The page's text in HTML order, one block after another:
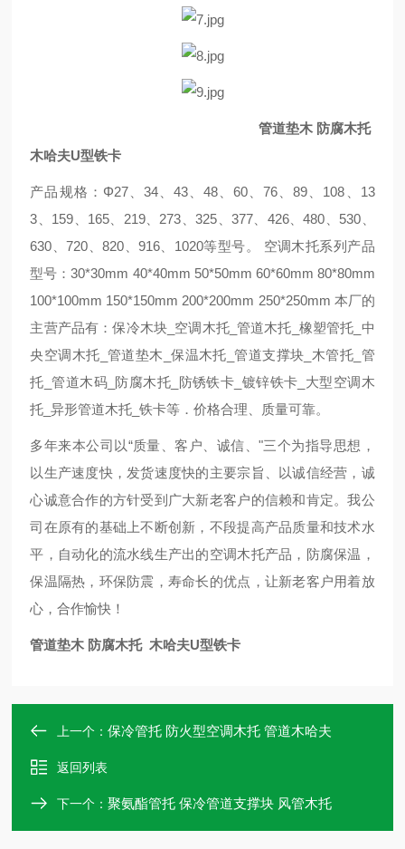
管道垫木 防腐木托
木哈夫U型铁卡
产品规格：Φ27、34、43、48、60、76、89、108、13
3、159、165、219、273、325、377、426、480、530、
630、720、820、916、1020等型号。 空调木托系列产品
型号：30*30mm 40*40mm 50*50mm 60*60mm 80*80mm
100*100mm 150*150mm 200*200mm 250*250mm 本厂的
主营产品有：保冷木块_空调木托_管道木托_橡塑管托_中
央空调木托_管道垫木_保温木托_管道支撑块_木管托_管
托_管道木码_防腐木托_防锈铁卡_镀锌铁卡_大型空调木
托_异形管道木托_铁卡等．价格合理、质量可靠。
多年来本公司以“质量、客户、诚信、"三个为指导思想，
以生产速度快，发货速度快的主要宗旨、以诚信经营，诚
心诚意合作的方针受到广大新老客户的信赖和肯定。我公
司在原有的基础上不断创新，不段提高产品质量和技术水
平，自动化的流水线生产出的空调木托产品，防腐保温，
保温隔热，环保防震，寿命长的优点，让新老客户用着放
心，合作愉快！
管道垫木 防腐木托 木哈夫U型铁卡
上一个：保冷管托 防火型空调木托 管道木哈夫
返回列表
下一个：聚氨酯管托 保冷管道支撑块 风管木托